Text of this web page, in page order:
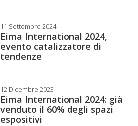
11 Settembre 2024
Eima International 2024,
evento catalizzatore di
tendenze
12 Dicembre 2023
Eima International 2024: già
venduto il 60% degli spazi
espositivi